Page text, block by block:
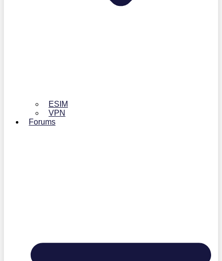
ESIM
VPN
Forums